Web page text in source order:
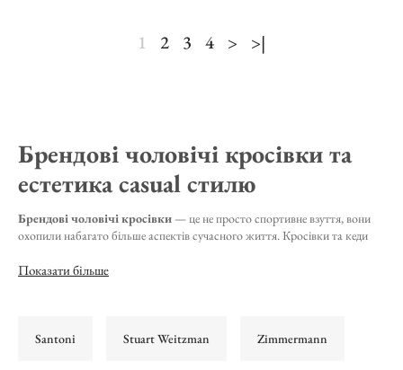
1 2 3 4 > >|
Брендові чоловічі кросівки та
естетика casual стилю
Брендові чоловічі кросівки — це не просто спортивне взуття, вони
охопили набагато більше аспектів сучасного життя. Кросівки та кеди
естетичну привабливість повсякденних образів. Серед провідних брендів,
Показати більше
Santoni Stuart Weitzman Zimmermann